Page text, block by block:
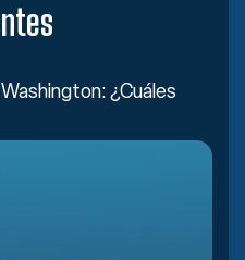
¿Cuáles